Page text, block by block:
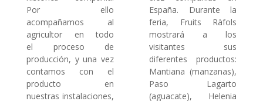
Por ello
acompañamos al
agricultor en todo
el proceso de
producción, y una vez
contamos con el
producto en
nuestras instalaciones,
España. Durante la
feria, Fruits Ràfols
mostrará a los
visitantes sus
diferentes productos:
Mantiana (manzanas),
Paso Lagarto
(aguacate), Helenia